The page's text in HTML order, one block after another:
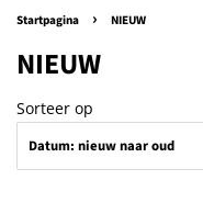
Startpagina › NIEUW
NIEUW
Sorteer op